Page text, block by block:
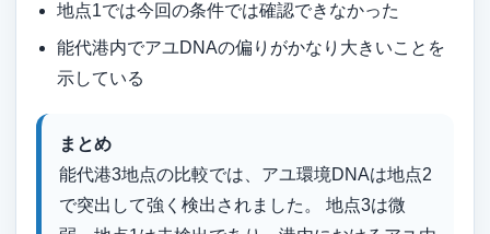
地点1では今回の条件では確認できなかった
能代港内でアユDNAの偏りがかなり大きいことを
示している
まとめ
能代港3地点の比較では、アユ環境DNAは地点2
で突出して強く検出されました。 地点3は微